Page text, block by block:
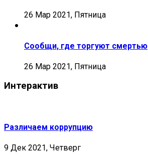
26 Мар 2021, Пятница
Сообщи, где торгуют смертью
26 Мар 2021, Пятница
Интерактив
Различаем коррупцию
9 Дек 2021, Четверг